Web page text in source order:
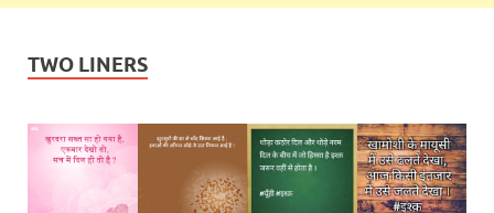
TWO LINERS